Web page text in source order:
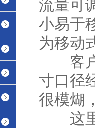
流量可
小易于
为移动
客户
寸口径
很模煳
这里